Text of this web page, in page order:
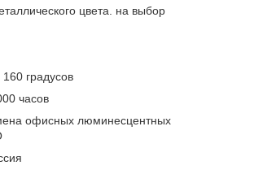
цвета. на выбор
градусов
часов
офисных люминесцентных